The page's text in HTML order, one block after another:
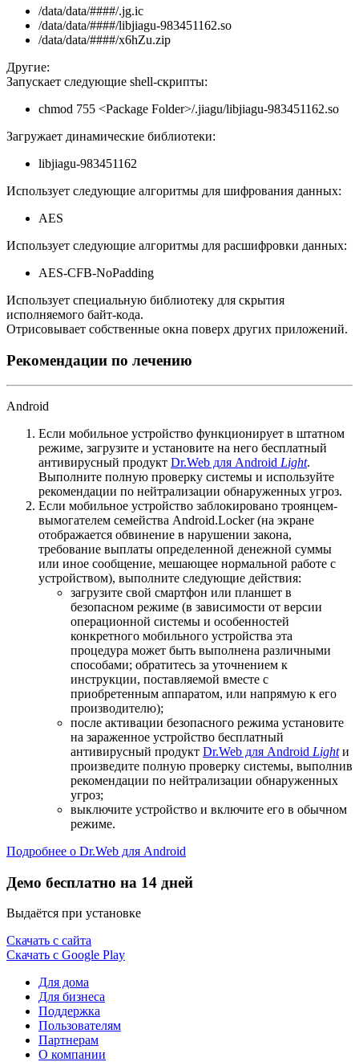
/data/data/####/.jg.ic
/data/data/####/libjiagu-983451162.so
/data/data/####/x6hZu.zip
Другие:
Запускает следующие shell-скрипты:
chmod 755 <Package Folder>/.jiagu/libjiagu-983451162.so
Загружает динамические библиотеки:
libjiagu-983451162
Использует следующие алгоритмы для шифрования данных:
AES
Использует следующие алгоритмы для расшифровки данных:
AES-CFB-NoPadding
Использует специальную библиотеку для скрытия
исполняемого байт-кода.
Отрисовывает собственные окна поверх других приложений.
Рекомендации по лечению
Android
Если мобильное устройство функционирует в штатном
режиме, загрузите и установите на него бесплатный
антивирусный продукт Dr.Web для Android Light.
Выполните полную проверку системы и используйте
рекомендации по нейтрализации обнаруженных угроз.
Если мобильное устройство заблокировано троянцем-
вымогателем семейства Android.Locker (на экране
отображается обвинение в нарушении закона,
требование выплаты определенной денежной суммы
или иное сообщение, мешающее нормальной работе с
устройством), выполните следующие действия:
загрузите свой смартфон или планшет в
безопасном режиме (в зависимости от версии
операционной системы и особенностей
конкретного мобильного устройства эта
процедура может быть выполнена различными
способами; обратитесь за уточнением к
инструкции, поставляемой вместе с
приобретенным аппаратом, или напрямую к его
производителю);
после активации безопасного режима установите
на зараженное устройство бесплатный
антивирусный продукт Dr.Web для Android Lightи
произведите полную проверку системы, выполнив
рекомендации по нейтрализации обнаруженных
угроз;
выключите устройство и включите его в обычном
режиме.
Подробнее о Dr.Web для Android
Демо бесплатно на 14 дней
Выдаётся при установке
Скачать с сайта
Скачать с Google Play
Для дома
Для бизнеса
Поддержка
Пользователям
Партнерам
О компании